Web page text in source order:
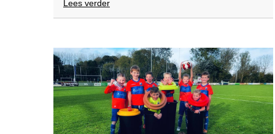
Lees verderover
QR
code
op
de
verpakking?